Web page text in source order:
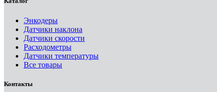
Энкодеры
Датчики наклона
Датчики скорости
Расходометры
Датчики температуры
Все товары
Контакты